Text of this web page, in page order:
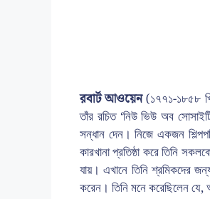
রবার্ট আওয়েন(১৭৭১-১৮৫৮
তাঁর রচিত ‘নিউ ভিউ অব
সন্ধান দেন। নিজে একজন
কারখানা প্রতিষ্ঠা করে তিনি
যায়। এখানে তিনি শ্রমিকদের
করেন। তিনি মনে করেছিলেন যে,